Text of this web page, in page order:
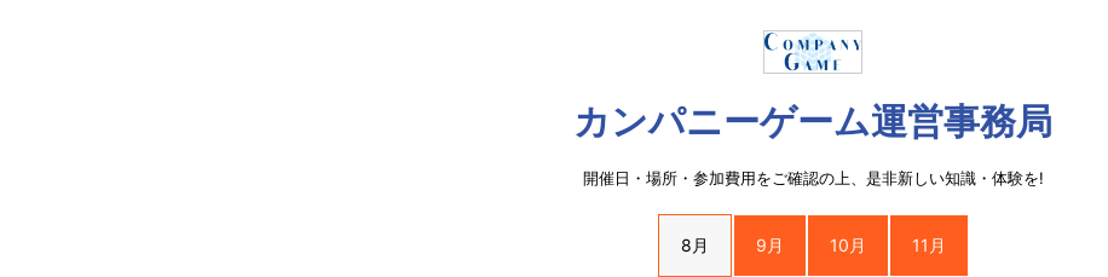
カンパニーゲーム運営事務局
開催日・場所・参加費用をご確認の上、是非新しい知識・体験を!
8月 9月 10月 11月